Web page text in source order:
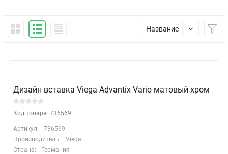
Название
Дизайн вставка Viega Advantix Vario матовый хром
Код товара: 736569
Артикул:
736569
Производитель:
Viega
Страна:
Германия